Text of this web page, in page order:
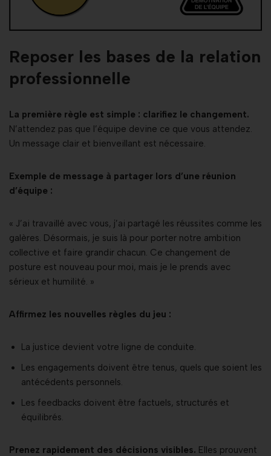
Reposer les bases de la relation
professionnelle
La première règle est simple : clarifiez le changement.
N’attendez pas que l’équipe devine ce que vous attendez.
Un message clair et bienveillant est nécessaire.
Exemple de message à partager lors d’une réunion
d’équipe :
« J’ai travaillé avec vous, j’ai partagé les réussites comme les
galères. Désormais, je suis là pour porter notre ambition
collective et faire grandir chacun. Ce changement de
posture est nouveau pour moi, mais je le prends avec
sérieux et humilité. »
Affirmez les nouvelles règles du jeu :
La justice devient votre ligne de conduite.
Les engagements doivent être tenus, quels que soient les
antécédents personnels.
Les feedbacks doivent être factuels, structurés et
équilibrés.
Prenez rapidement des décisions visibles. Elles prouvent